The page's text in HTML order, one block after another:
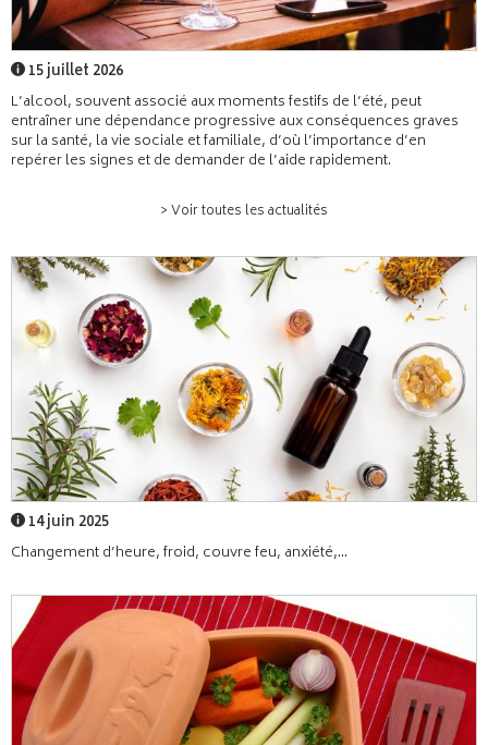
15 juillet 2026
L’alcool, souvent associé aux moments festifs de l’été, peut
entraîner une dépendance progressive aux conséquences graves
sur la santé, la vie sociale et familiale, d’où l’importance d’en
repérer les signes et de demander de l’aide rapidement.
> Voir toutes les actualités
14 juin 2025
Changement d’heure, froid, couvre feu, anxiété,...